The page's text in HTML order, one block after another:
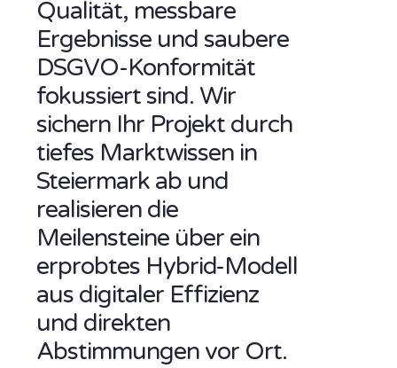
Qualität, messbare
Ergebnisse und saubere
DSGVO-Konformität
fokussiert sind. Wir
sichern Ihr Projekt durch
tiefes Marktwissen in
Steiermark ab und
realisieren die
Meilensteine über ein
erprobtes Hybrid-Modell
aus digitaler Effizienz
und direkten
Abstimmungen vor Ort.